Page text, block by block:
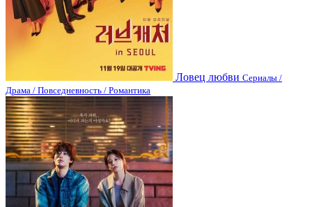
Ловец любви Сериалы /
Драма / Повседневность / Романтика